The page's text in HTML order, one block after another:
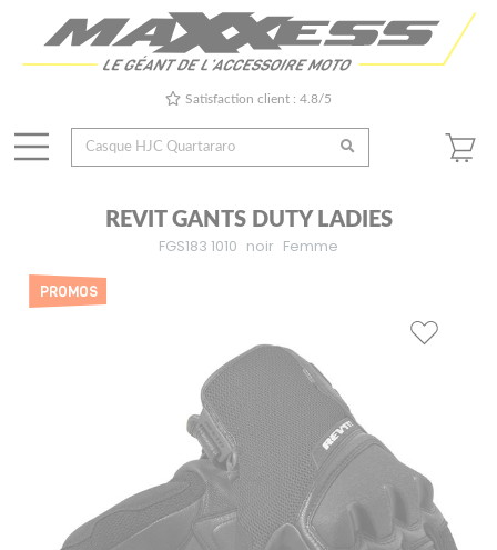
Satisfaction client : 4.8/5
REVIT GANTS DUTY LADIES
FGS183 1010 noir Femme
PROMOS